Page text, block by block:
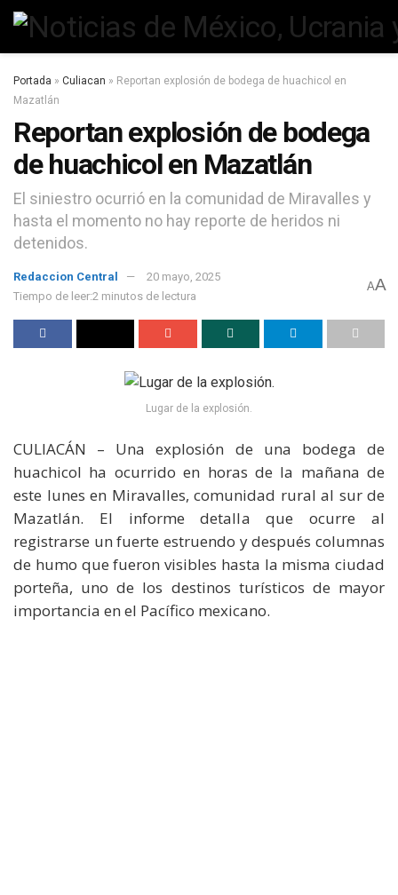
Portada » Culiacan » Reportan explosión de bodega de huachicol en
Mazatlán
Reportan explosión de bodega
de huachicol en Mazatlán
El siniestro ocurrió en la comunidad de Miravalles y
hasta el momento no hay reporte de heridos ni
detenidos.
Redaccion Central
20 mayo, 2025
Tiempo de leer:2 minutos de lectura
AA
Lugar de la explosión.
CULIACÁN – Una explosión de una bodega de
huachicol ha ocurrido en horas de la mañana de
este lunes en Miravalles, comunidad rural al sur de
Mazatlán. El informe detalla que ocurre al
registrarse un fuerte estruendo y después columnas
de humo que fueron visibles hasta la misma ciudad
porteña, uno de los destinos turísticos de mayor
importancia en el Pacífico mexicano.